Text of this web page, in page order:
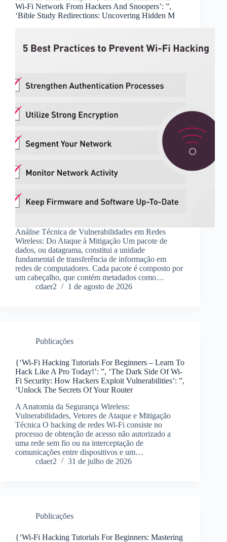
Wi-Fi Network From Hackers And Snoopers’: ”,
‘Bible Study Redirections: Uncovering Hidden M
Análise Técnica de Vulnerabilidades em Redes
Wireless: Do Ataque à Mitigação Um pacote de
dados, ou datagrama, constitui a unidade
fundamental de transferência de informação em
redes de computadores. Cada pacote é composto por
um cabeçalho, que contém metadados como…
cdaer2
1 de agosto de 2026
Publicações
{‘Wi-Fi Hacking Tutorials For Beginners – Learn To
Hack Like A Pro Today!’: ”, ‘The Dark Side Of Wi-
Fi Security: How Hackers Exploit Vulnerabilities’: ”,
‘Unlock The Secrets Of Your Router
A Anatomia da Segurança Wireless:
Vulnerabilidades, Vetores de Ataque e Mitigação
Técnica O hacking de redes Wi-Fi consiste no
processo de obtenção de acesso não autorizado a
uma rede sem fio ou na interceptação de
comunicações entre dispositivos e um…
cdaer2
31 de julho de 2026
Publicações
{‘Wi-Fi Hacking Tutorials For Beginners: Mastering